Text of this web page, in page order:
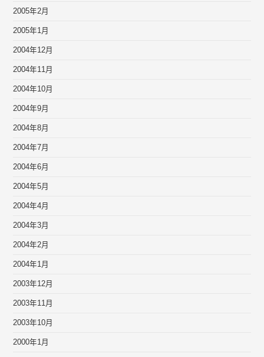
2005年2月
2005年1月
2004年12月
2004年11月
2004年10月
2004年9月
2004年8月
2004年7月
2004年6月
2004年5月
2004年4月
2004年3月
2004年2月
2004年1月
2003年12月
2003年11月
2003年10月
2000年1月